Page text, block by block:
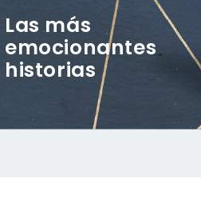
Las más
emocionantes
historias